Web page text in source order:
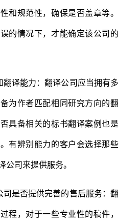
和规范性，确保是否盖章等。
的情况下，才能确定该公司的
译能力：翻译公司应当拥有多
为作者匹配相同研究方向的翻
具备相关的标书翻译案例也是
有辨别能力的客户会选择那些
公司来提供服务。
是否提供完善的售后服务：翻
程，对于一些专业性的稿件，